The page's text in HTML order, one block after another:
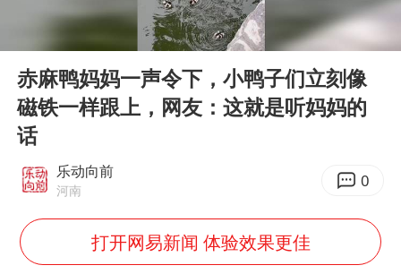
上海鼓励居家办公
5万小车卖不动 微型代步车集体遇冷
4.2平卫生间补漏注胶花1.55万
上海地铁4条线路全线停运
湖北启动重大气象灾害三级应急响应
56岁刘奕君跟13岁女儿合跳
Play
00:13
赤麻鸭妈妈一声令下，小鸭子们立刻像
磁铁一样跟上，网友：这就是听妈妈的
话
乐动向前
河南 0
打开网易新闻 体验效果更佳